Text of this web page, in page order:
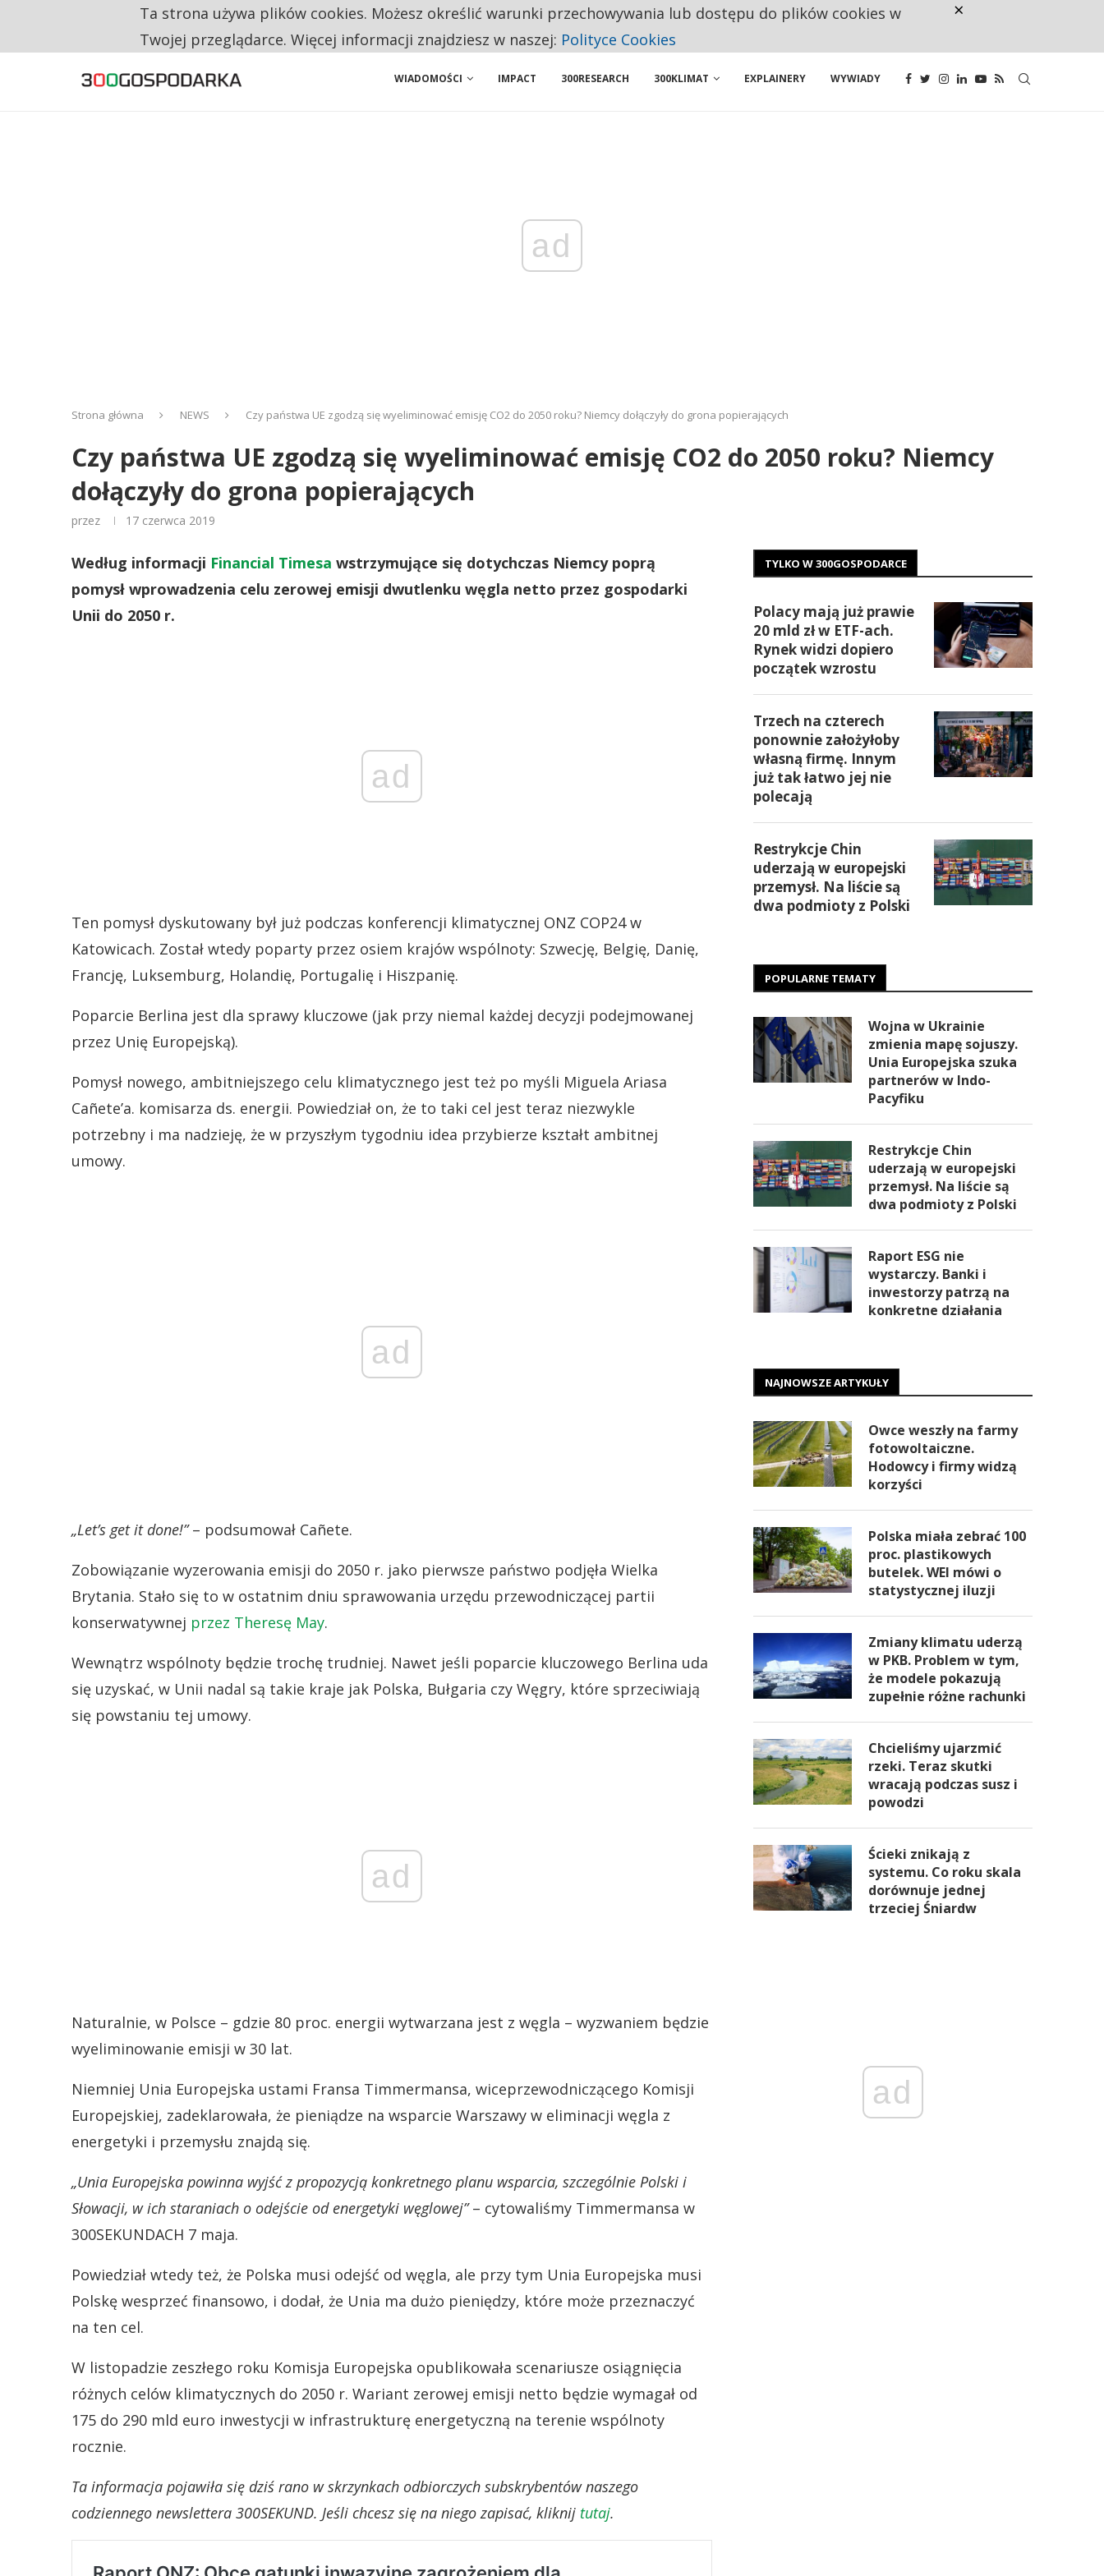
RESTRYKCJE CHIN UDERZAJĄ W EUROPEJSKI PRZEMYSŁ. NA LIŚCIE SĄ DWA PODMIOTY Z POLSKI
WIADOMOŚCI IMPACT 300RESEARCH 300KLIMAT EXPLAINERY WYWIADY
ad
Strona główna NEWS Czy państwa UE zgodzą się wyeliminować emisję CO2 do 2050 roku? Niemcy dołączyły do grona popierających
Czy państwa UE zgodzą się wyeliminować emisję CO2 do 2050 roku? Niemcy
dołączyły do grona popierających
przez 17 czerwca 2019
Według informacji Financial Timesa wstrzymujące się dotychczas Niemcy poprą
pomysł wprowadzenia celu zerowej emisji dwutlenku węgla netto przez gospodarki
Unii do 2050 r.
ad
Ten pomysł dyskutowany był już podczas konferencji klimatycznej ONZ COP24 w
Katowicach. Został wtedy poparty przez osiem krajów wspólnoty: Szwecję, Belgię, Danię,
Francję, Luksemburg, Holandię, Portugalię i Hiszpanię.
Poparcie Berlina jest dla sprawy kluczowe (jak przy niemal każdej decyzji podejmowanej
przez Unię Europejską).
Pomysł nowego, ambitniejszego celu klimatycznego jest też po myśli Miguela Ariasa
Cañete’a. komisarza ds. energii. Powiedział on, że to taki cel jest teraz niezwykle
potrzebny i ma nadzieję, że w przyszłym tygodniu idea przybierze kształt ambitnej
umowy.
ad
„Let’s get it done!”– podsumował Cañete.
Zobowiązanie wyzerowania emisji do 2050 r. jako pierwsze państwo podjęła Wielka
Brytania. Stało się to w ostatnim dniu sprawowania urzędu przewodniczącej partii
konserwatywnej przez Theresę May.
Wewnątrz wspólnoty będzie trochę trudniej. Nawet jeśli poparcie kluczowego Berlina uda
się uzyskać, w Unii nadal są takie kraje jak Polska, Bułgaria czy Węgry, które sprzeciwiają
się powstaniu tej umowy.
ad
Naturalnie, w Polsce – gdzie 80 proc. energii wytwarzana jest z węgla – wyzwaniem będzie
wyeliminowanie emisji w 30 lat.
Niemniej Unia Europejska ustami Fransa Timmermansa, wiceprzewodniczącego Komisji
Europejskiej, zadeklarowała, że pieniądze na wsparcie Warszawy w eliminacji węgla z
energetyki i przemysłu znajdą się.
„Unia Europejska powinna wyjść z propozycją konkretnego planu wsparcia, szczególnie Polski i
Słowacji, w ich staraniach o odejście od energetyki węglowej”– cytowaliśmy Timmermansa w
300SEKUNDACH 7 maja.
Powiedział wtedy też, że Polska musi odejść od węgla, ale przy tym Unia Europejska musi
Polskę wesprzeć finansowo, i dodał, że Unia ma dużo pieniędzy, które może przeznaczyć
na ten cel.
W listopadzie zeszłego roku Komisja Europejska opublikowała scenariusze osiągnięcia
różnych celów klimatycznych do 2050 r. Wariant zerowej emisji netto będzie wymagał od
175 do 290 mld euro inwestycji w infrastrukturę energetyczną na terenie wspólnoty
rocznie.
Ta informacja pojawiła się dziś rano w skrzynkach odbiorczych subskrybentów naszego
codziennego newslettera 300SEKUND. Jeśli chcesz się na niego zapisać, kliknij tutaj.
TYLKO W 300GOSPODARCE
Polacy mają już prawie
20 mld zł w ETF-ach.
Rynek widzi dopiero
początek wzrostu
Trzech na czterech
ponownie założyłoby
własną firmę. Innym
już tak łatwo jej nie
polecają
Restrykcje Chin
uderzają w europejski
przemysł. Na liście są
dwa podmioty z Polski
POPULARNE TEMATY
Wojna w Ukrainie
zmienia mapę sojuszy.
Unia Europejska szuka
partnerów w Indo-
Pacyfiku
Restrykcje Chin
uderzają w europejski
przemysł. Na liście są
dwa podmioty z Polski
Raport ESG nie
wystarczy. Banki i
inwestorzy patrzą na
konkretne działania
NAJNOWSZE ARTYKUŁY
Owce weszły na farmy
fotowoltaiczne.
Hodowcy i firmy widzą
korzyści
Polska miała zebrać 100
proc. plastikowych
butelek. WEI mówi o
statystycznej iluzji
Zmiany klimatu uderzą
w PKB. Problem w tym,
że modele pokazują
zupełnie różne rachunki
Chcieliśmy ujarzmić
rzeki. Teraz skutki
wracają podczas susz i
powodzi
Ścieki znikają z
systemu. Co roku skala
dorównuje jednej
trzeciej Śniardw
ad
Ta strona używa plików cookies. Możesz określić warunki przechowywania lub dostępu do plików cookies w
Twojej przeglądarce. Więcej informacji znajdziesz w naszej: Polityce Cookies
×